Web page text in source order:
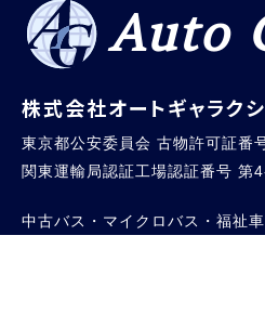
Auto
株式会社オートギャラク
東京都公安委員会 古物許可証
関東運輸局認証工場認証番号 第
中古バス・マイクロバス・福祉